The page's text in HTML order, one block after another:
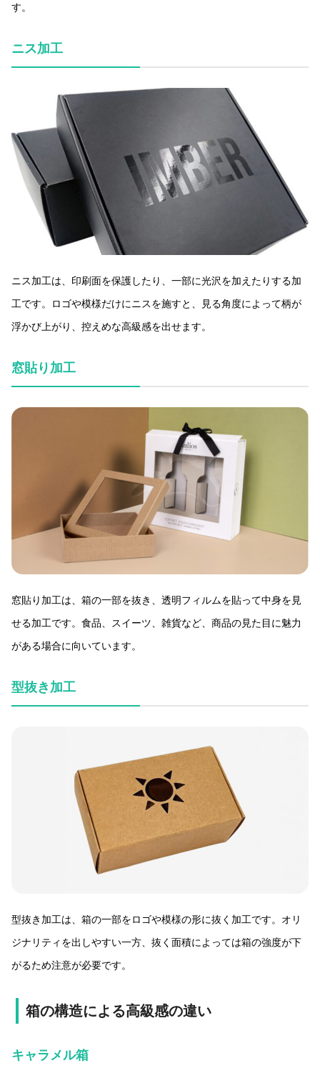
す。
ニス加工
ニス加工は、印刷面を保護したり、一部に光沢を加えたりする加
工です。ロゴや模様だけにニスを施すと、見る角度によって柄が
浮かび上がり、控えめな高級感を出せます。
窓貼り加工
窓貼り加工は、箱の一部を抜き、透明フィルムを貼って中身を見
せる加工です。食品、スイーツ、雑貨など、商品の見た目に魅力
がある場合に向いています。
型抜き加工
型抜き加工は、箱の一部をロゴや模様の形に抜く加工です。オリ
ジナリティを出しやすい一方、抜く面積によっては箱の強度が下
がるため注意が必要です。
箱の構造による高級感の違い
キャラメル箱